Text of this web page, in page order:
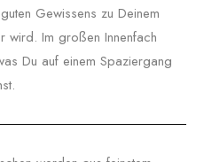
Gewissens zu Deinem
wird. Im großen Innenfach
Du auf einem Spaziergang